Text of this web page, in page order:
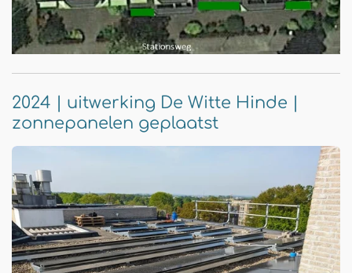
2024 | uitwerking De Witte Hinde |
zonnepanelen geplaatst